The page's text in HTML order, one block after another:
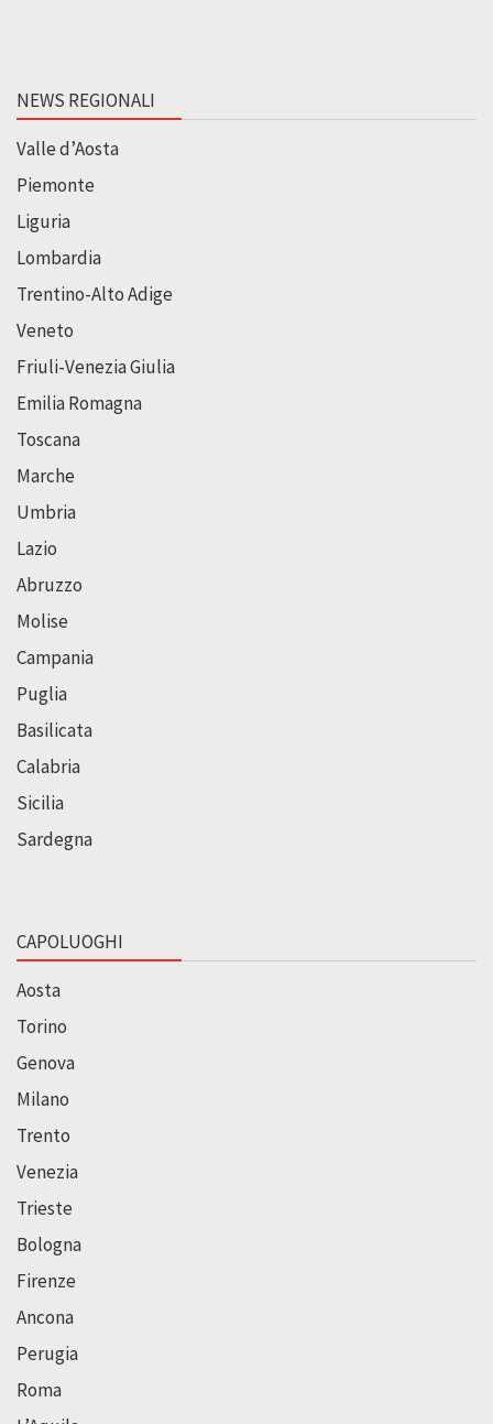
NEWS REGIONALI
Valle d’Aosta
Piemonte
Liguria
Lombardia
Trentino-Alto Adige
Veneto
Friuli-Venezia Giulia
Emilia Romagna
Toscana
Marche
Umbria
Lazio
Abruzzo
Molise
Campania
Puglia
Basilicata
Calabria
Sicilia
Sardegna
CAPOLUOGHI
Aosta
Torino
Genova
Milano
Trento
Venezia
Trieste
Bologna
Firenze
Ancona
Perugia
Roma